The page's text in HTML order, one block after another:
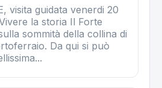
visita guidata venerdi 20
la storia Il Forte
sommità della collina di
Da qui si può